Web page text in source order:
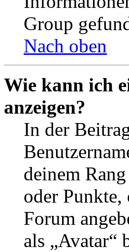
Group
Nach oben
Wie kann ich
anzeigen?
In der
deinem
oder Punkte,
Forum
als „Avatar“